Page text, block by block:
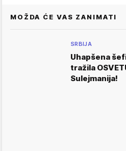
MOŽDA ĆE VAS ZANIMATI
SRBIJA
Uhapšena
tražila
Sulejmanija!